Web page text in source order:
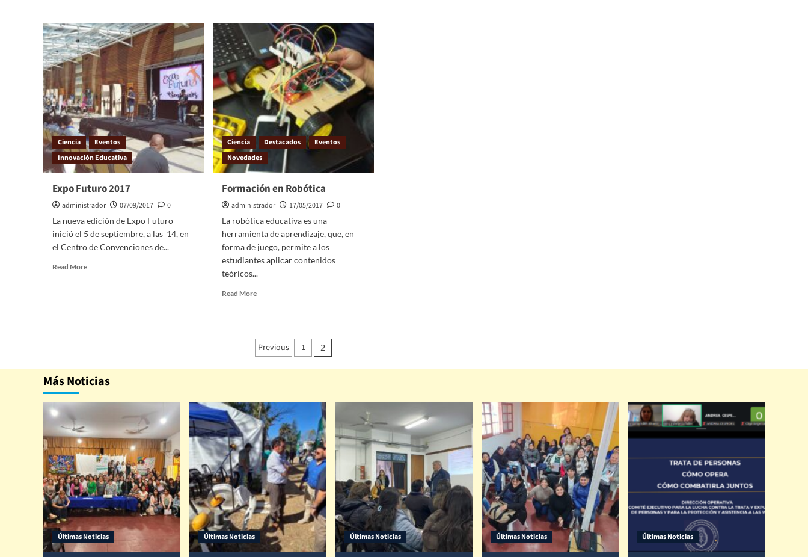
Ciencia
Eventos
Innovación Educativa
Expo Futuro 2017
administrador 07/09/2017
0
La nueva edición de Expo Futuro
inició el 5 de septiembre, a las 14, en
el Centro de Convenciones de...
Read More
Ciencia Destacados
Eventos
Novedades
Formación en Robótica
administrador 17/05/2017
0
La robótica educativa es una
herramienta de aprendizaje, que, en
forma de juego, permite a los
estudiantes aplicar contenidos
teóricos...
Read More
Previous 1 2
Más Noticias
Últimas Noticias Últimas Noticias Últimas Noticias Últimas Noticias Últimas Noticias